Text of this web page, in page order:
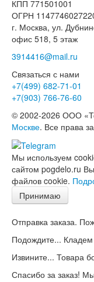
КПП 771501001
ОГРН
г. Москва, ул.
офис 518, 5 этаж
3914416@mail.ru
Связаться с нами
+7(499) 682-71-01
+7(903) 766-76-60
© 2002-2026 ООО
Москве. Все права
Мы используем
сайтом pogdelo.ru
файлов cookie.
Принимаю
Отправка заказа.
Подождите... Кладем
Извините... Товара
Спасибо за заказ!